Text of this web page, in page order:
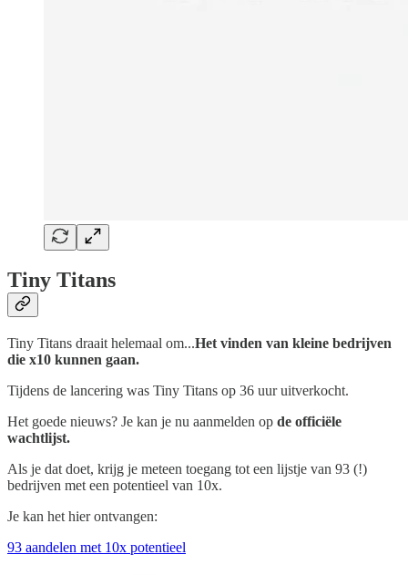
Tiny Titans
Tiny Titans draait helemaal om...Het vinden van kleine bedrijven
die x10 kunnen gaan.
Tijdens de lancering was Tiny Titans op 36 uur uitverkocht.
Het goede nieuws? Je kan je nu aanmelden op de officiële
wachtlijst.
Als je dat doet, krijg je meteen toegang tot een lijstje van 93 (!)
bedrijven met een potentieel van 10x.
Je kan het hier ontvangen:
93 aandelen met 10x potentieel